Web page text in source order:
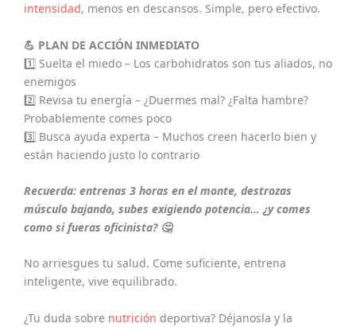
intensidad, menos en descansos. Simple, pero efectivo.
💪 PLAN DE ACCIÓN INMEDIATO
1️⃣ Suelta el miedo – Los carbohidratos son tus aliados, no
enemigos
2️⃣ Revisa tu energía – ¿Duermes mal? ¿Falta hambre?
Probablemente comes poco
3️⃣ Busca ayuda experta – Muchos creen hacerlo bien y
están haciendo justo lo contrario
Recuerda: entrenas 3 horas en el monte, destrozas
músculo bajando, subes exigiendo potencia… ¿y comes
como si fueras oficinista? 🤔
No arriesgues tu salud. Come suficiente, entrena
inteligente, vive equilibrado.
¿Tu duda sobre nutrición deportiva? Déjanosla y la